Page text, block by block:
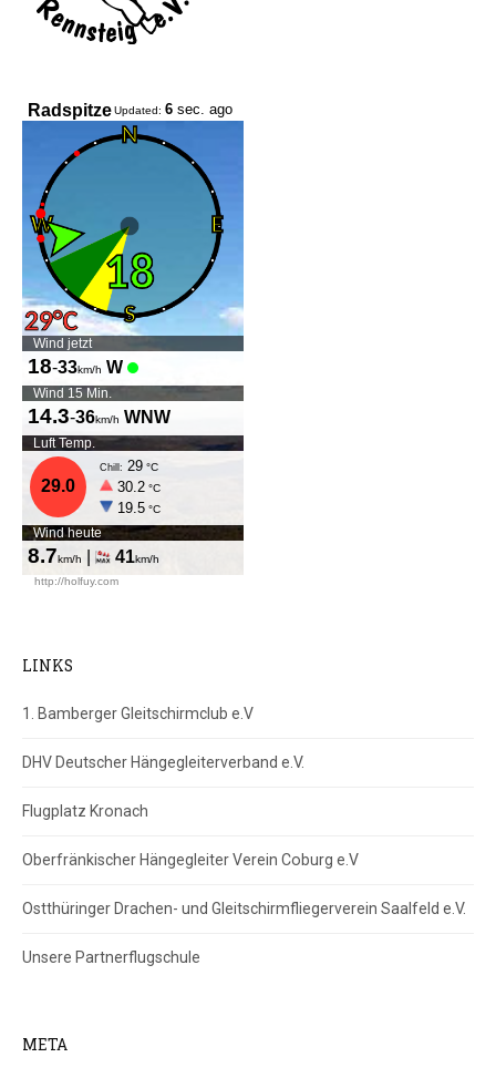
LINKS
1. Bamberger Gleitschirmclub e.V
DHV Deutscher Hängegleiterverband e.V.
Flugplatz Kronach
Oberfränkischer Hängegleiter Verein Coburg e.V
Ostthüringer Drachen- und Gleitschirmfliegerverein Saalfeld e.V.
Unsere Partnerflugschule
META